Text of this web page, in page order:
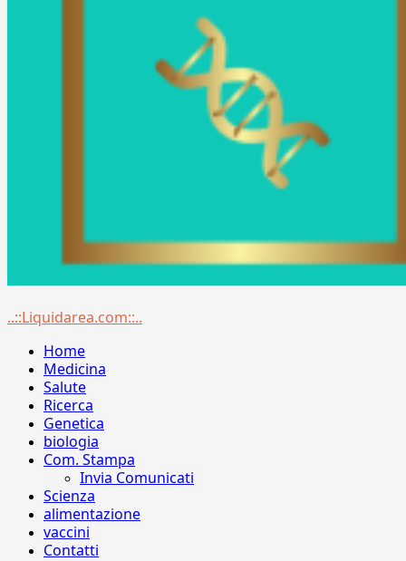
Menu
..::Liquidarea.com::..
Home
Medicina
Salute
Ricerca
Genetica
biologia
Com. Stampa
Invia Comunicati
Scienza
alimentazione
vaccini
Contatti